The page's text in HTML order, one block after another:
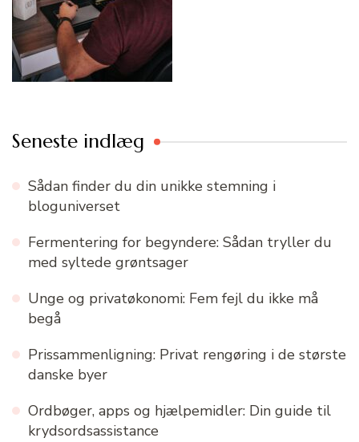
Seneste indlæg
Sådan finder du din unikke stemning i
bloguniverset
Fermentering for begyndere: Sådan tryller du
med syltede grøntsager
Unge og privatøkonomi: Fem fejl du ikke må
begå
Prissammenligning: Privat rengøring i de største
danske byer
Ordbøger, apps og hjælpemidler: Din guide til
krydsordsassistance